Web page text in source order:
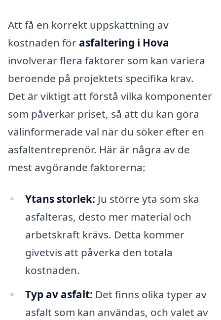
Att få en korrekt uppskattning av
kostnaden för asfaltering i Hova
involverar flera faktorer som kan variera
beroende på projektets specifika krav.
Det är viktigt att förstå vilka komponenter
som påverkar priset, så att du kan göra
välinformerade val när du söker efter en
asfaltentreprenör. Här är några av de
mest avgörande faktorerna:
Ytans storlek: Ju större yta som ska
asfalteras, desto mer material och
arbetskraft krävs. Detta kommer
givetvis att påverka den totala
kostnaden.
Typ av asfalt: Det finns olika typer av
asfalt som kan användas, och valet av